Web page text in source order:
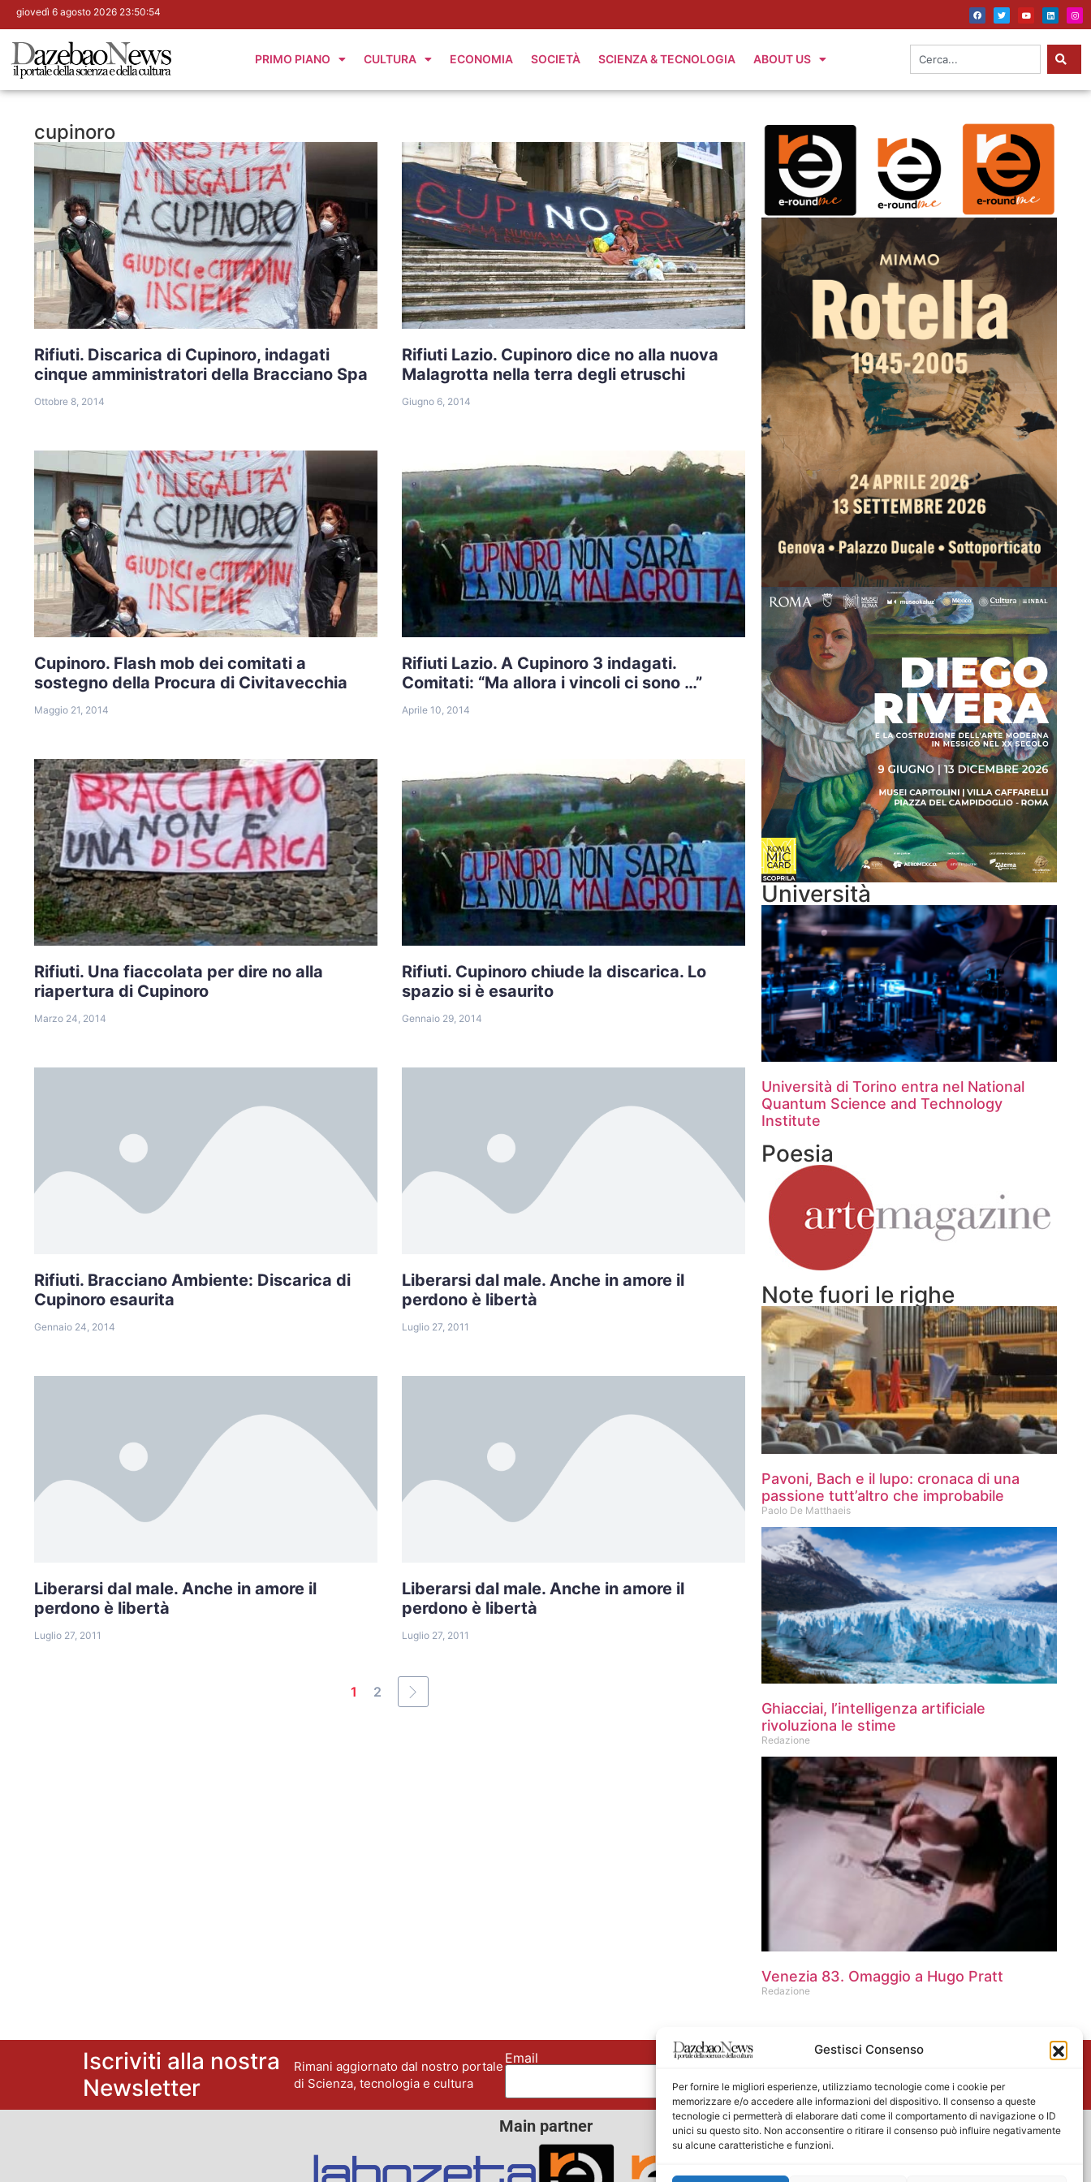
Gestisci Consenso
Per fornire le migliori esperienze, utilizziamo tecnologie come i cookie per
memorizzare e/o accedere alle informazioni del dispositivo. Il consenso a queste
tecnologie ci permetterà di elaborare dati come il comportamento di navigazione o ID
unici su questo sito. Non acconsentire o ritirare il consenso può influire negativamente
su alcune caratteristiche e funzioni.
giovedì 6 agosto 2026 23:50:55
PRIMO PIANO CULTURA ECONOMIA SOCIETÀ SCIENZA & TECNOLOGIA ABOUT US
cupinoro
Rifiuti. Discarica di Cupinoro, indagati
cinque amministratori della Bracciano Spa
Ottobre 8, 2014
Rifiuti Lazio. Cupinoro dice no alla nuova
Malagrotta nella terra degli etruschi
Giugno 6, 2014
Cupinoro. Flash mob dei comitati a
sostegno della Procura di Civitavecchia
Maggio 21, 2014
Rifiuti Lazio. A Cupinoro 3 indagati.
Comitati: “Ma allora i vincoli ci sono …”
Aprile 10, 2014
Rifiuti. Una fiaccolata per dire no alla
riapertura di Cupinoro
Marzo 24, 2014
Rifiuti. Cupinoro chiude la discarica. Lo
spazio si è esaurito
Gennaio 29, 2014
Rifiuti. Bracciano Ambiente: Discarica di
Cupinoro esaurita
Gennaio 24, 2014
Liberarsi dal male. Anche in amore il
perdono è libertà
Luglio 27, 2011
Liberarsi dal male. Anche in amore il
perdono è libertà
Luglio 27, 2011
Liberarsi dal male. Anche in amore il
perdono è libertà
Luglio 27, 2011
1 2
Università
Università di Torino entra nel National
Quantum Science and Technology
Institute
Poesia
Note fuori le righe
Pavoni, Bach e il lupo: cronaca di una
passione tutt’altro che improbabile
Paolo De Matthaeis
Ghiacciai, l’intelligenza artificiale
rivoluziona le stime
Redazione
Venezia 83. Omaggio a Hugo Pratt
Redazione
Iscriviti alla nostra
Newsletter
Rimani aggiornato dal nostro portale
di Scienza, tecnologia e cultura
Email Nome
Main partner